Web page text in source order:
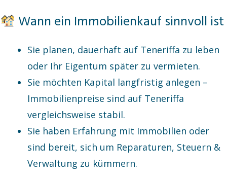
Wann ein Immobilienkauf sinnvoll ist
Sie planen, dauerhaft auf Teneriffa zu leben
oder Ihr Eigentum später zu vermieten.
Sie möchten Kapital langfristig anlegen –
Immobilienpreise sind auf Teneriffa
vergleichsweise stabil.
Sie haben Erfahrung mit Immobilien oder
sind bereit, sich um Reparaturen, Steuern &
Verwaltung zu kümmern.